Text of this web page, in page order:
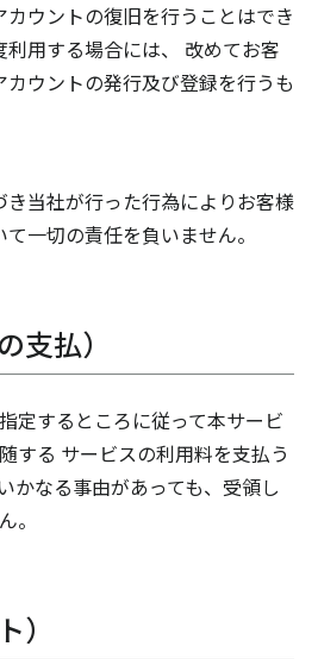
ウントの復旧を行うことはでき
用する場合には、 改めてお客
ウントの発行及び登録を行うも
き当社が行った行為によりお客様
一切の責任を負いません。
支払）
定するところに従って本サービ
する サービスの利用料を支払う
かなる事由があっても、受領し
。
）